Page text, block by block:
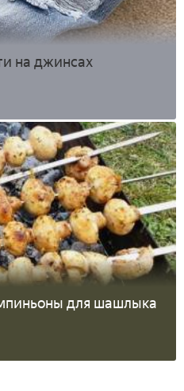
на джинсах
для шашлыка